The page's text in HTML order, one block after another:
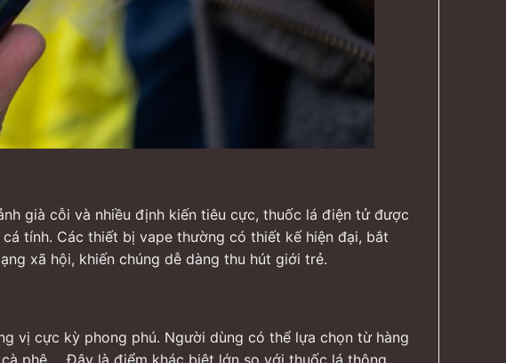
già cỗi và nhiều định kiến tiêu cực, thuốc lá điện tử được
tính. Các thiết bị vape thường có thiết kế hiện đại, bắt
xã hội, khiến chúng dễ dàng thu hút giới trẻ.
vị cực kỳ phong phú. Người dùng có thể lựa chọn từ hàng